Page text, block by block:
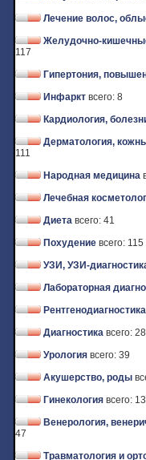
Лечение волос,
Желудочно-
117
Гипертония,
Инфаркт всего: 8
Кардиология,
Дерматология,
111
Народная медицина
Лечебная
Диета всего: 41
Похудение всего: 115
УЗИ, УЗИ-
Лабораторная
Рентгенодиагностика
Диагностика всего: 28
Урология всего: 39
Акушерство, роды
Гинекология всего:
Венерология,
47
Травматология и